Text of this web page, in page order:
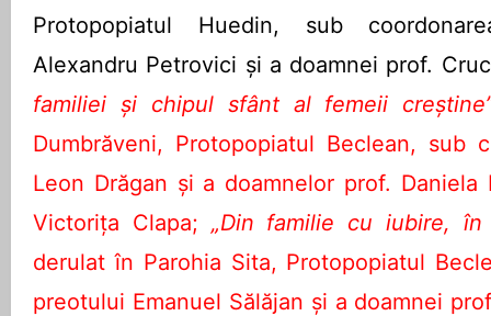
Protopopiatul Huedin, sub
Alexandru Petrovici și a doamnei prof.
familiei și chipul sfânt al femeii
Dumbrăveni, Protopopiatul Beclean, sub
Leon Drăgan și a doamnelor prof. Daniela
Victorița Clapa; „Din familie cu iubire, în
derulat în Parohia Sita, Protopopiatul
preotului Emanuel Sălăjan și a doamnei